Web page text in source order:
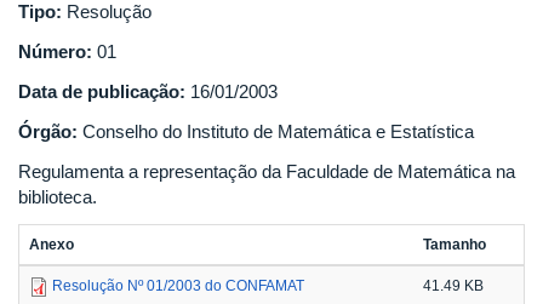
Tipo: Resolução
Número: 01
Data de publicação: 16/01/2003
Órgão: Conselho do Instituto de Matemática e Estatística
Regulamenta a representação da Faculdade de Matemática na
biblioteca.
Anexo Tamanho
Resolução Nº 01/2003 do CONFAMAT 41.49 KB